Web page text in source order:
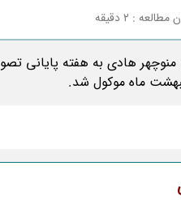
: 2 دقیقه
هادی به هفته پایانی
ماه موکول شد.